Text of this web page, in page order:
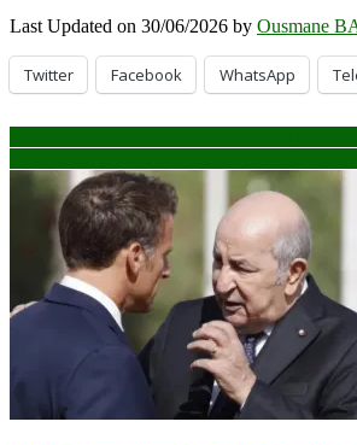
Last Updated on 30/06/2026 by Ousmane
Twitter Facebook WhatsApp
Navigation
de
l’article